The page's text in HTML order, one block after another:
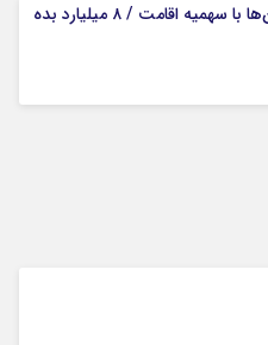
کاسبی خارج‌نشین‌ها با سهمیه اقامت / ۸ میلیارد بده